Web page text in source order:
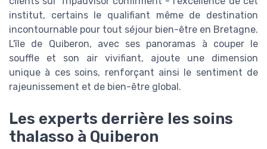
institut, certains le qualifiant même de destination
incontournable pour tout séjour bien-être en Bretagne.
L'île de Quiberon, avec ses panoramas à couper le
souffle et son air vivifiant, ajoute une dimension
unique à ces soins, renforçant ainsi le sentiment de
rajeunissement et de bien-être global.
Les experts derrière les soins
thalasso à Quiberon